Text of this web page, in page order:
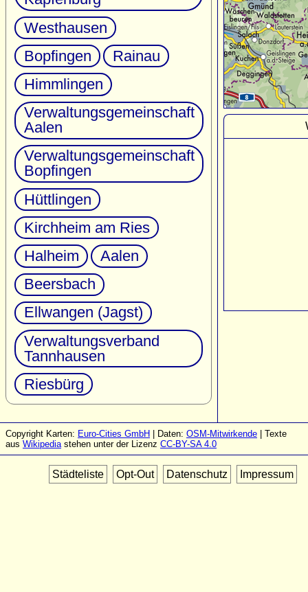
Westhausen
Bopfingen
Rainau
Himmlingen
Verwaltungsgemeinschaft
Aalen
Verwaltungsgemeinschaft
Bopfingen
Hüttlingen
Kirchheim am Ries
Halheim
Aalen
Beersbach
Ellwangen (Jagst)
Verwaltungsverband
Tannhausen
Riesbürg
Copyright Karten: Euro-Cities GmbH | Daten: OSM-Mitwirkende | Texte
aus Wikipediastehen unter der Lizenz CC-BY-SA 4.0
Städteliste Opt-Out Datenschutz Impressum